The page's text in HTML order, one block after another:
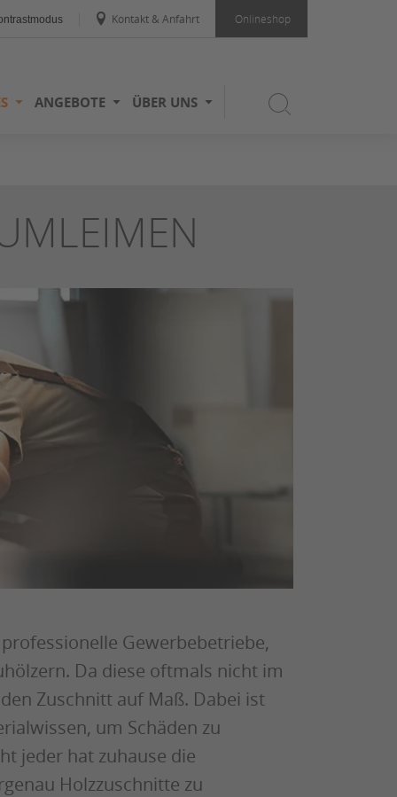
Kontakt & Anfahrt Onlineshop
ANGEBOTE ÜBER UNS
Gewerbebetriebe,
Da diese oftmals nicht im
Zuschnitt auf Maß. Dabei ist
um Schäden zu
jeder hat zuhause die
Holzzuschnitte zu